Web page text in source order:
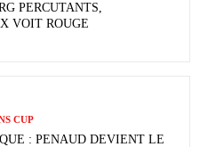
PERCUTANTS,
VOIT ROUGE
CUP
: PENAUD DEVIENT LE